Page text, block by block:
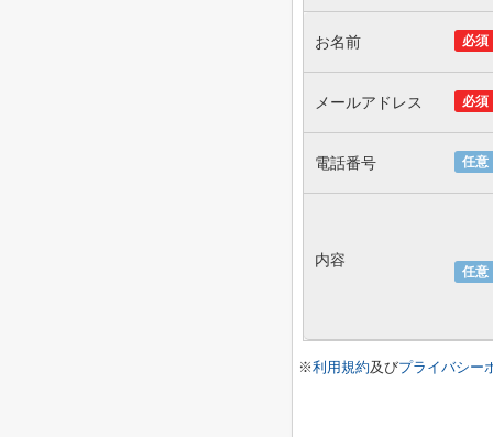
必須
お名前
必須
メールアドレス
任意
電話番号
任意
内容
※利用規約及びプライバシー